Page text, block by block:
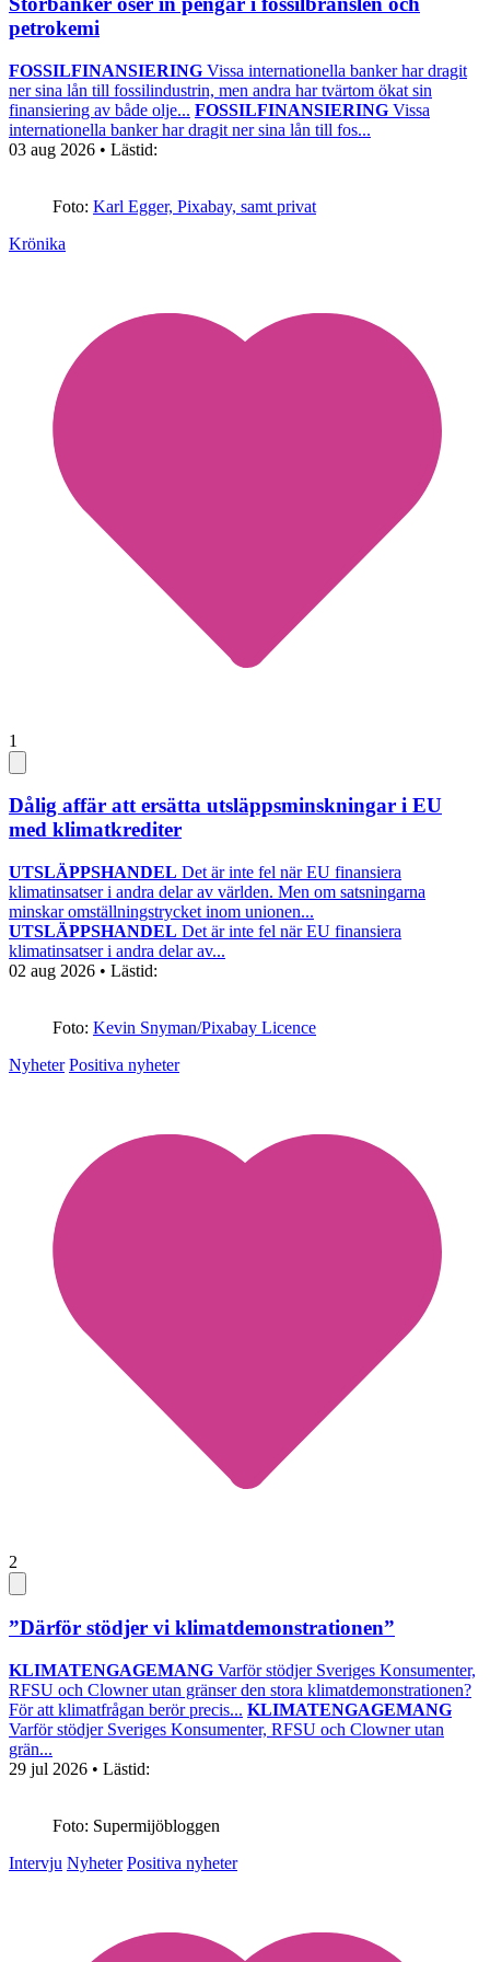
petrokemi
FOSSILFINANSIERING Vissa internationella banker har dragit
ner sina lån till fossilindustrin, men andra har tvärtom ökat sin
finansiering av både olje... FOSSILFINANSIERING Vissa
internationella banker har dragit ner sina lån till fos...
03 aug 2026 • Lästid:
Foto: Karl Egger, Pixabay, samt privat
Krönika
1
Dålig affär att ersätta utsläppsminskningar i EU
med klimatkrediter
UTSLÄPPSHANDEL Det är inte fel när EU finansiera
klimatinsatser i andra delar av världen. Men om satsningarna
minskar omställningstrycket inom unionen...
UTSLÄPPSHANDEL Det är inte fel när EU finansiera
klimatinsatser i andra delar av...
02 aug 2026 • Lästid:
Foto: Kevin Snyman/Pixabay Licence
Nyheter Positiva nyheter
2
”Därför stödjer vi klimatdemonstrationen”
KLIMATENGAGEMANG Varför stödjer Sveriges Konsumenter,
RFSU och Clowner utan gränser den stora klimatdemonstrationen?
För att klimatfrågan berör precis... KLIMATENGAGEMANG
Varför stödjer Sveriges Konsumenter, RFSU och Clowner utan
grän...
29 jul 2026 • Lästid:
Foto: Supermijöbloggen
Intervju Nyheter Positiva nyheter